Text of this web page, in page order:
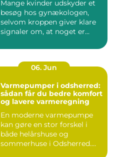
Mange kvinder udskyder et
besøg hos gynækologen,
selvom kroppen giver klare
signaler om, at noget er...
06. Jun
Varmepumper i odsherred:
sådan får du bedre komfort
og lavere varmeregning
En moderne varmepumpe
kan gøre en stor forskel i
både helårshuse og
sommerhuse i Odsherred.